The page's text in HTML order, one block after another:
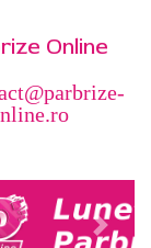
Online